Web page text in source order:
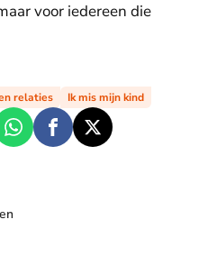
voor iedereen die
relaties Ik mis mijn kind